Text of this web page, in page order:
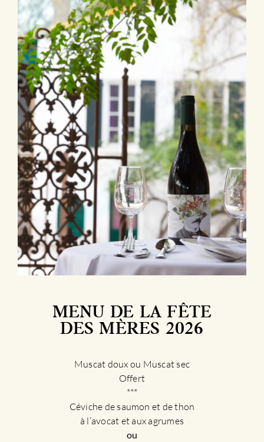
MENU DE LA FÊTE
DES MÈRES 2026
Muscat doux ou Muscat sec
Offert
***
Céviche de saumon et de thon
à l’avocat et aux agrumes
ou